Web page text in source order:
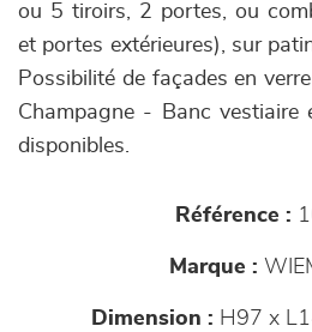
ou 5 tiroirs, 2 portes, ou
et portes extérieures), sur
Possibilité de façades en
Champagne - Banc vestiaire
disponibles.
Référence :
Marque :
Dimension : H97 x